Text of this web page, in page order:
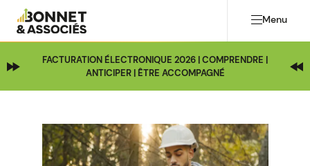
Menu
FACTURATION ÉLECTRONIQUE 2026 | COMPRENDRE |
ANTICIPER | ÊTRE ACCOMPAGNÉ